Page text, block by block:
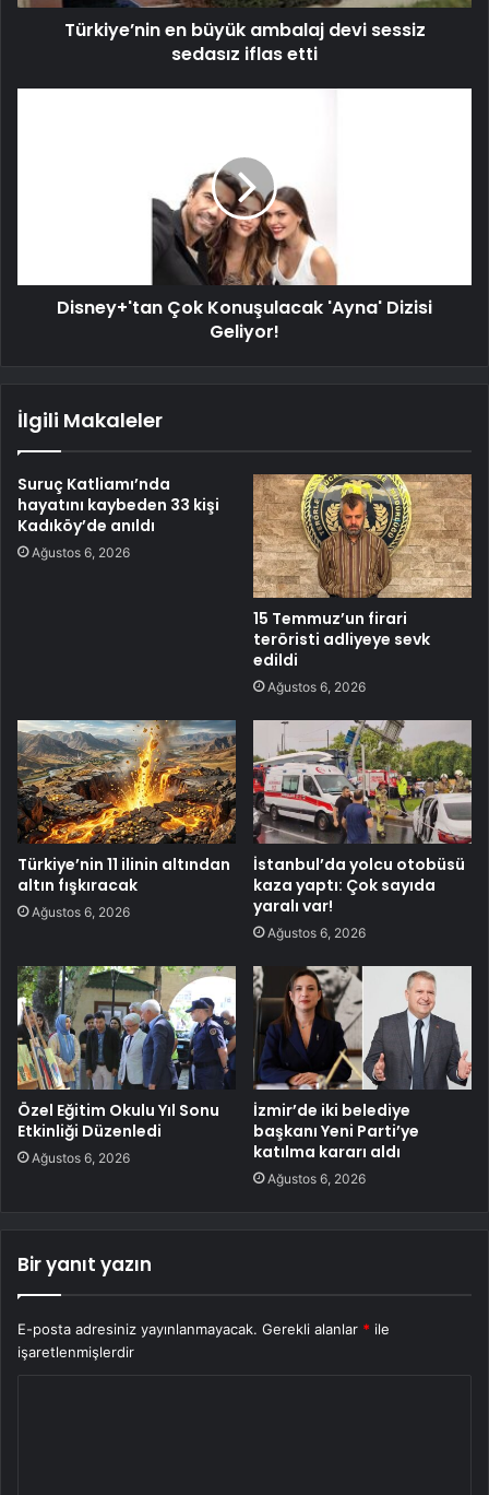
Türkiye’nin en büyük ambalaj devi sessiz
sedasız iflas etti
Disney+'tan Çok Konuşulacak 'Ayna' Dizisi
Geliyor!
İlgili Makaleler
Suruç Katliamı’nda
hayatını kaybeden 33 kişi
Kadıköy’de anıldı
Ağustos 6, 2026
15 Temmuz’un firari
teröristi adliyeye sevk
edildi
Ağustos 6, 2026
Türkiye’nin 11 ilinin altından
altın fışkıracak
Ağustos 6, 2026
İstanbul’da yolcu otobüsü
kaza yaptı: Çok sayıda
yaralı var!
Ağustos 6, 2026
Özel Eğitim Okulu Yıl Sonu
Etkinliği Düzenledi
Ağustos 6, 2026
İzmir’de iki belediye
başkanı Yeni Parti’ye
katılma kararı aldı
Ağustos 6, 2026
Bir yanıt yazın
E-posta adresiniz yayınlanmayacak. Gerekli alanlar * ile
işaretlenmişlerdir